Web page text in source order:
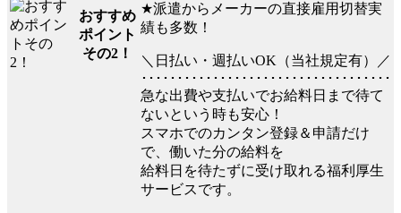
おすすめ
ポイント
その2！
★派遣からメーカーの直接雇用切替実
績も多数！
＼日払い・週払いOK（当社規定有）／
･･･････････････････････････････････
急な出費や支払いでお給料日まで待て
ないという時も安心！
スマホでのカンタン登録＆申請だけ
で、働いた分の給料を
給料日を待たずに受け取れる福利厚生
サービスです。